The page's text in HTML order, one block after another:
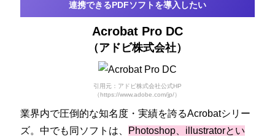
連携できるPDFソフトを導入したい
Acrobat Pro DC
（アドビ株式会社）
引用元：アドビ株式会社公式HP
（https://www.adobe.com/jp/）
業界内で圧倒的な知名度・実績を誇るAcrobatシリー
ズ。中でも同ソフトは、 Photoshop、illustratorとい